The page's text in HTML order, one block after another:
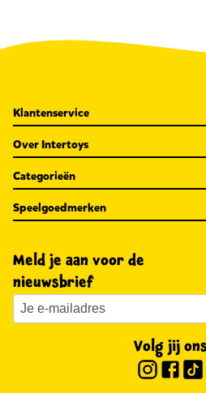
Klantenservice
Over Intertoys
Categorieën
Speelgoedmerken
Meld je aan voor de
nieuwsbrief
Volg jij